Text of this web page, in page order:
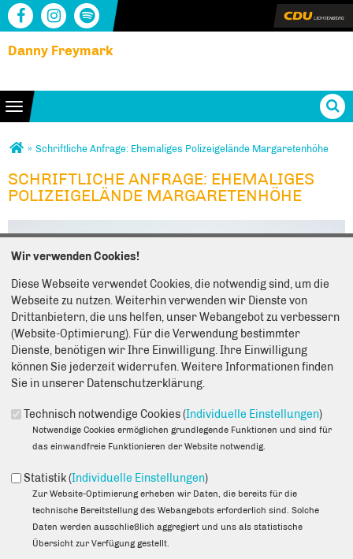
Danny Freymark
Toggle navigation
Sie sind hier
» Schriftliche Anfrage: Ehemaliges Polizeigelände Margaretenhöhe
SCHRIFTLICHE ANFRAGE: EHEMALIGES
POLIZEIGELÄNDE MARGARETENHÖHE
SCHRIFTLICHE ANFRAGE: EHEMALIGES
POLIZEIGELÄNDE MARGARETENHÖHE
10.08.2020
des Abgeordneten Danny Freymark (CDU)
vom 10. August 2020 (Eingang beim Abgeordnetenhaus am 11.
Ehemaliges Polizeigelände Margaretenhöhe
Wir verwenden Cookies!
Diese Webseite verwendet Cookies, die notwendig sind, um die
Webseite zu nutzen. Weiterhin verwenden wir Dienste von
Drittanbietern, die uns helfen, unser Webangebot zu verbessern
(Website-Optimierung). Für die Verwendung bestimmter
Dienste, benötigen wir Ihre Einwilligung. Ihre Einwilligung
können Sie jederzeit widerrufen. Weitere Informationen finden
Sie in unserer Datenschutzerklärung.
Technisch notwendige Cookies (Individuelle Einstellungen)
Notwendige Cookies ermöglichen grundlegende Funktionen und sind für
das einwandfreie Funktionieren der Website notwendig.
Statistik (Individuelle Einstellungen)
Zur Website-Optimierung erheben wir Daten, die bereits für die
technische Bereitstellung des Webangebots erforderlich sind. Solche
Daten werden ausschließlich aggregiert und uns als statistische
Übersicht zur Verfügung gestellt.